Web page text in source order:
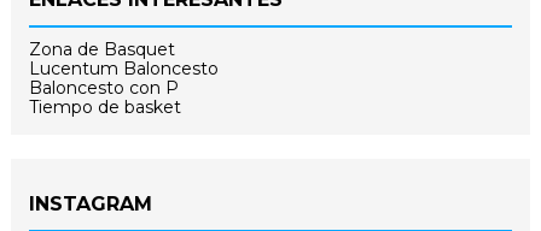
Zona de Basquet
Lucentum Baloncesto
Baloncesto con P
Tiempo de basket
INSTAGRAM